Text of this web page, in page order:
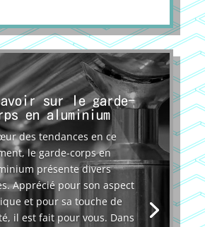
sur le garde-
en aluminium
des tendances en ce
le garde-corps en
présente divers
Apprécié pour son aspect
et pour sa touche de
il est fait pour vous. Dans